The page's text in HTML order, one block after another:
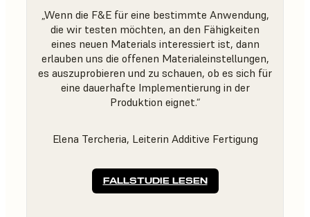
„Wenn die F&E für eine bestimmte Anwendung,
die wir testen möchten, an den Fähigkeiten
eines neuen Materials interessiert ist, dann
erlauben uns die offenen Materialeinstellungen,
es auszuprobieren und zu schauen, ob es sich für
eine dauerhafte Implementierung in der
Produktion eignet.“
Elena Tercheria, Leiterin Additive Fertigung
FALLSTUDIE LESEN